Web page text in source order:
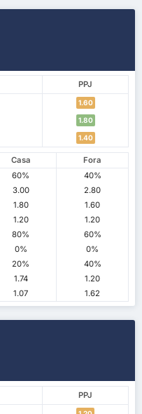
PPJ
1.60
1.80
1.40
Casa
Fora
60%
40%
3.00
2.80
1.80
1.60
1.20
1.20
80%
60%
0%
0%
20%
40%
1.74
1.20
1.07 1.62
PPJ